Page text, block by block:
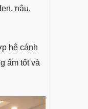
nâu,
hệ cánh
ẩm tốt và